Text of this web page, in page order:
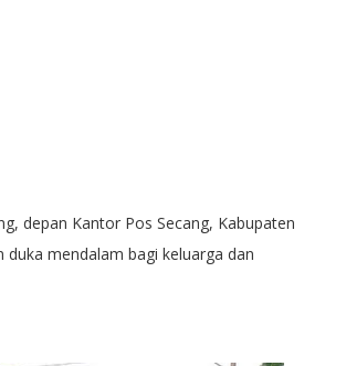
depan Kantor Pos Secang, Kabupaten
duka mendalam bagi keluarga dan